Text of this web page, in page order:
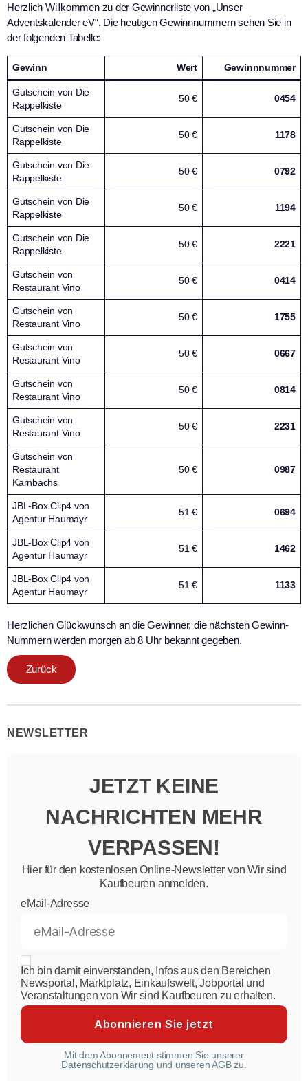
Herzlich Willkommen zu der Gewinnerliste von „Unser
Adventskalender eV“. Die heutigen Gewinnnummern sehen Sie in
der folgenden Tabelle:
Gewinn Wert Gewinnnummer
Gutschein von Die
Rappelkiste
50 € 0454
Gutschein von Die
Rappelkiste
50 € 1178
Gutschein von Die
Rappelkiste
50 € 0792
Gutschein von Die
Rappelkiste
50 € 1194
Gutschein von Die
Rappelkiste
50 € 2221
Gutschein von
Restaurant Vino
50 € 0414
Gutschein von
Restaurant Vino
50 € 1755
Gutschein von
Restaurant Vino
50 € 0667
Gutschein von
Restaurant Vino
50 € 0814
Gutschein von
Restaurant Vino
50 € 2231
Gutschein von
Restaurant
Karnbachs
50 € 0987
JBL-Box Clip4 von
Agentur Haumayr
51 € 0694
JBL-Box Clip4 von
Agentur Haumayr
51 € 1462
JBL-Box Clip4 von
Agentur Haumayr
51 € 1133
Herzlichen Glückwunsch an die Gewinner, die nächsten Gewinn-
Nummern werden morgen ab 8 Uhr bekannt gegeben.
Zurück
NEWSLETTER
JETZT KEINE
NACHRICHTEN MEHR
VERPASSEN!
Hier für den kostenlosen Online-Newsletter von Wir sind
Kaufbeuren anmelden.
eMail-Adresse
Ich bin damit einverstanden, Infos aus den Bereichen
Newsportal, Marktplatz, Einkaufswelt, Jobportal und
Veranstaltungen von Wir sind Kaufbeuren zu erhalten.
Mit dem Abonnement stimmen Sie unserer
Datenschutzerklärung und unseren AGB zu.